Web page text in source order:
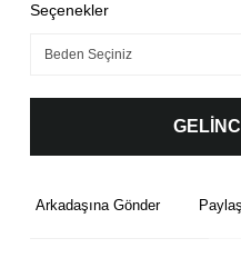
Seçenekler
Arkadaşına Gönder Paylaş